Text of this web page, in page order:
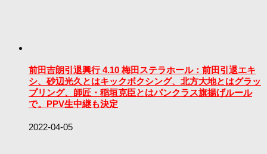
前田吉朗引退興行 4.10 梅田ステラホール：前田引退エキ
シ、砂辺光久とはキックボクシング、北方大地とはグラッ
プリング、師匠・稲垣克臣とはパンクラス旗揚げルール
で。PPV生中継も決定
2022-04-05